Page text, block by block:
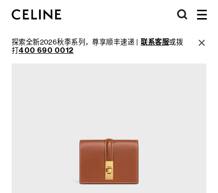
探索全新2026秋季系列，尊享顺丰速递 |联系客服或拨
打400 690 0012